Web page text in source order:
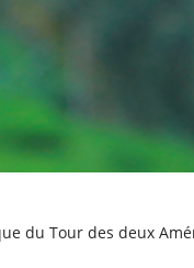
du Tour des deux